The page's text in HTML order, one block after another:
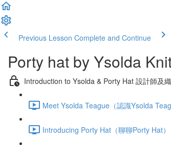
Previous Lesson Complete and Continue
Porty hat by Ysolda
Introduction to Ysolda & Porty Hat 設計師及
Meet Ysolda Teague（認識Ysolda
Introducing Porty Hat（聊聊Porty Hat